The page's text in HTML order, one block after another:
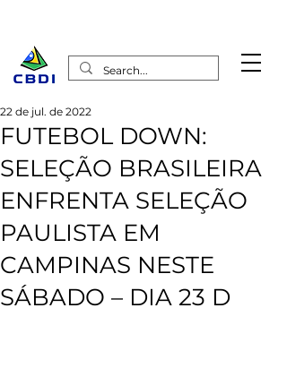
FUTEBOL DOWN:
SELEÇÃO BRASILEIRA
ENFRENTA SELEÇÃO
PAULISTA EM
CAMPINAS NESTE
SÁBADO – DIA 23 D
22 de jul. de 2022